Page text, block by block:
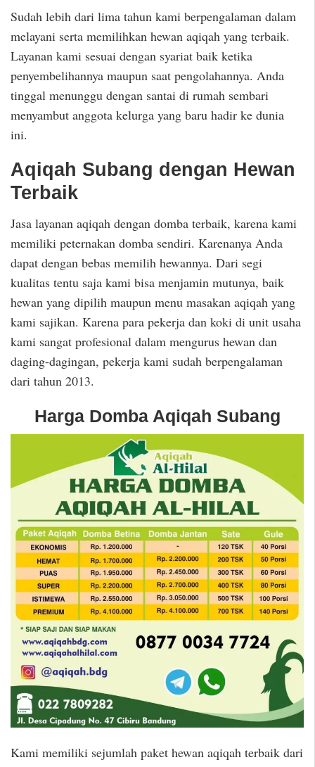
Sudah lebih dari lima tahun kami berpengalaman dalam
melayani serta memilihkan hewan aqiqah yang terbaik.
Layanan kami sesuai dengan syariat baik ketika
penyembelihannya maupun saat pengolahannya. Anda
tinggal menunggu dengan santai di rumah sembari
menyambut anggota kelurga yang baru hadir ke dunia
ini.
Aqiqah Subang dengan Hewan
Terbaik
Jasa layanan aqiqah dengan domba terbaik, karena kami
memiliki peternakan domba sendiri. Karenanya Anda
dapat dengan bebas memilih hewannya. Dari segi
kualitas tentu saja kami bisa menjamin mutunya, baik
hewan yang dipilih maupun menu masakan aqiqah yang
kami sajikan. Karena para pekerja dan koki di unit usaha
kami sangat profesional dalam mengurus hewan dan
daging-dagingan, pekerja kami sudah berpengalaman
dari tahun 2013.
Harga Domba Aqiqah Subang
Kami memiliki sejumlah paket hewan aqiqah terbaik dari